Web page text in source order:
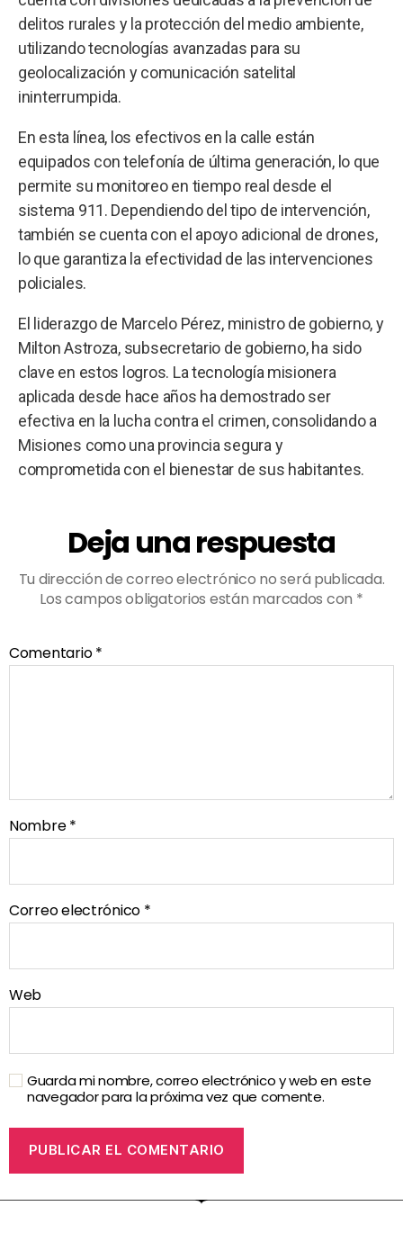
delitos rurales y la protección del medio ambiente,
utilizando tecnologías avanzadas para su
geolocalización y comunicación satelital
ininterrumpida.
En esta línea, los efectivos en la calle están
equipados con telefonía de última generación, lo que
permite su monitoreo en tiempo real desde el
sistema 911. Dependiendo del tipo de intervención,
también se cuenta con el apoyo adicional de drones,
lo que garantiza la efectividad de las intervenciones
policiales.
El liderazgo de Marcelo Pérez, ministro de gobierno, y
Milton Astroza, subsecretario de gobierno, ha sido
clave en estos logros. La tecnología misionera
aplicada desde hace años ha demostrado ser
efectiva en la lucha contra el crimen, consolidando a
Misiones como una provincia segura y
comprometida con el bienestar de sus habitantes.
Deja una respuesta
Tu dirección de correo electrónico no será publicada.
Los campos obligatorios están marcados con *
Comentario*
Nombre*
Correo electrónico *
Web
Guarda mi nombre, correo electrónico y web en este
navegador para la próxima vez que comente.